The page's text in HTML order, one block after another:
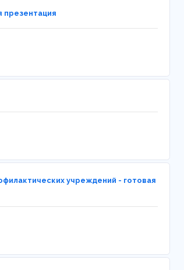
презентация
учреждений - готовая